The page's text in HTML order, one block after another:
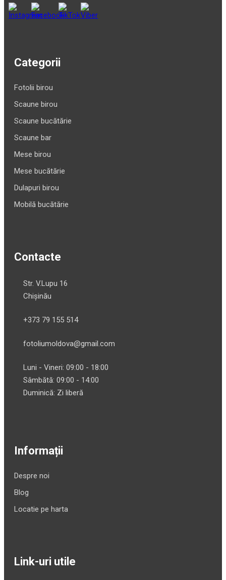
Categorii
Fotolii birou
Scaune birou
Scaune bucătărie
Scaune bar
Mese birou
Mese bucătărie
Dulapuri birou
Mobilă bucătărie
Contacte
Str. V.Lupu 16
Chișinău
+373 79 155 514
fotoliumoldova@gmail.com
Luni - Vineri: 09:00 - 18:00
Sâmbătă: 09:00 - 14:00
Duminică: Zi liberă
Informații
Despre noi
Blog
Locatie pe harta
Link-uri utile